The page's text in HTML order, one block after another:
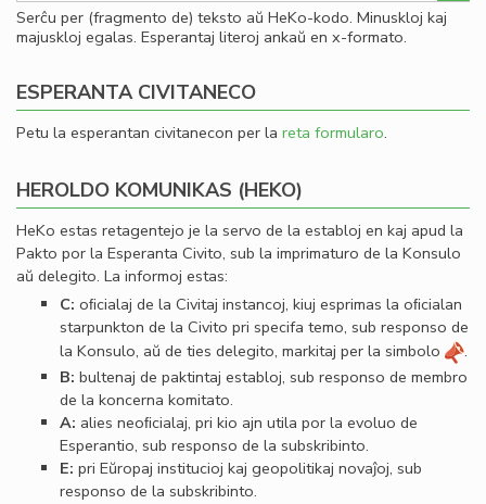
Serĉu per (fragmento de) teksto aŭ HeKo-kodo. Minuskloj kaj
majuskloj egalas. Esperantaj literoj ankaŭ en x-formato.
ESPERANTA CIVITANECO
Petu la esperantan civitanecon per la reta formularo.
HEROLDO KOMUNIKAS (HEKO)
HeKo estas retagentejo je la servo de la establoj en kaj apud la
Pakto por la Esperanta Civito, sub la imprimaturo de la Konsulo
aŭ delegito. La informoj estas:
C: oﬁcialaj de la Civitaj instancoj, kiuj esprimas la oﬁcialan
starpunkton de la Civito pri specifa temo, sub responso de
la Konsulo, aŭ de ties delegito, markitaj per la simbolo
.
B: bultenaj de paktintaj establoj, sub responso de membro
de la koncerna komitato.
A: alies neoﬁcialaj, pri kio ajn utila por la evoluo de
Esperantio, sub responso de la subskribinto.
E: pri Eŭropaj institucioj kaj geopolitikaj novaĵoj, sub
responso de la subskribinto.